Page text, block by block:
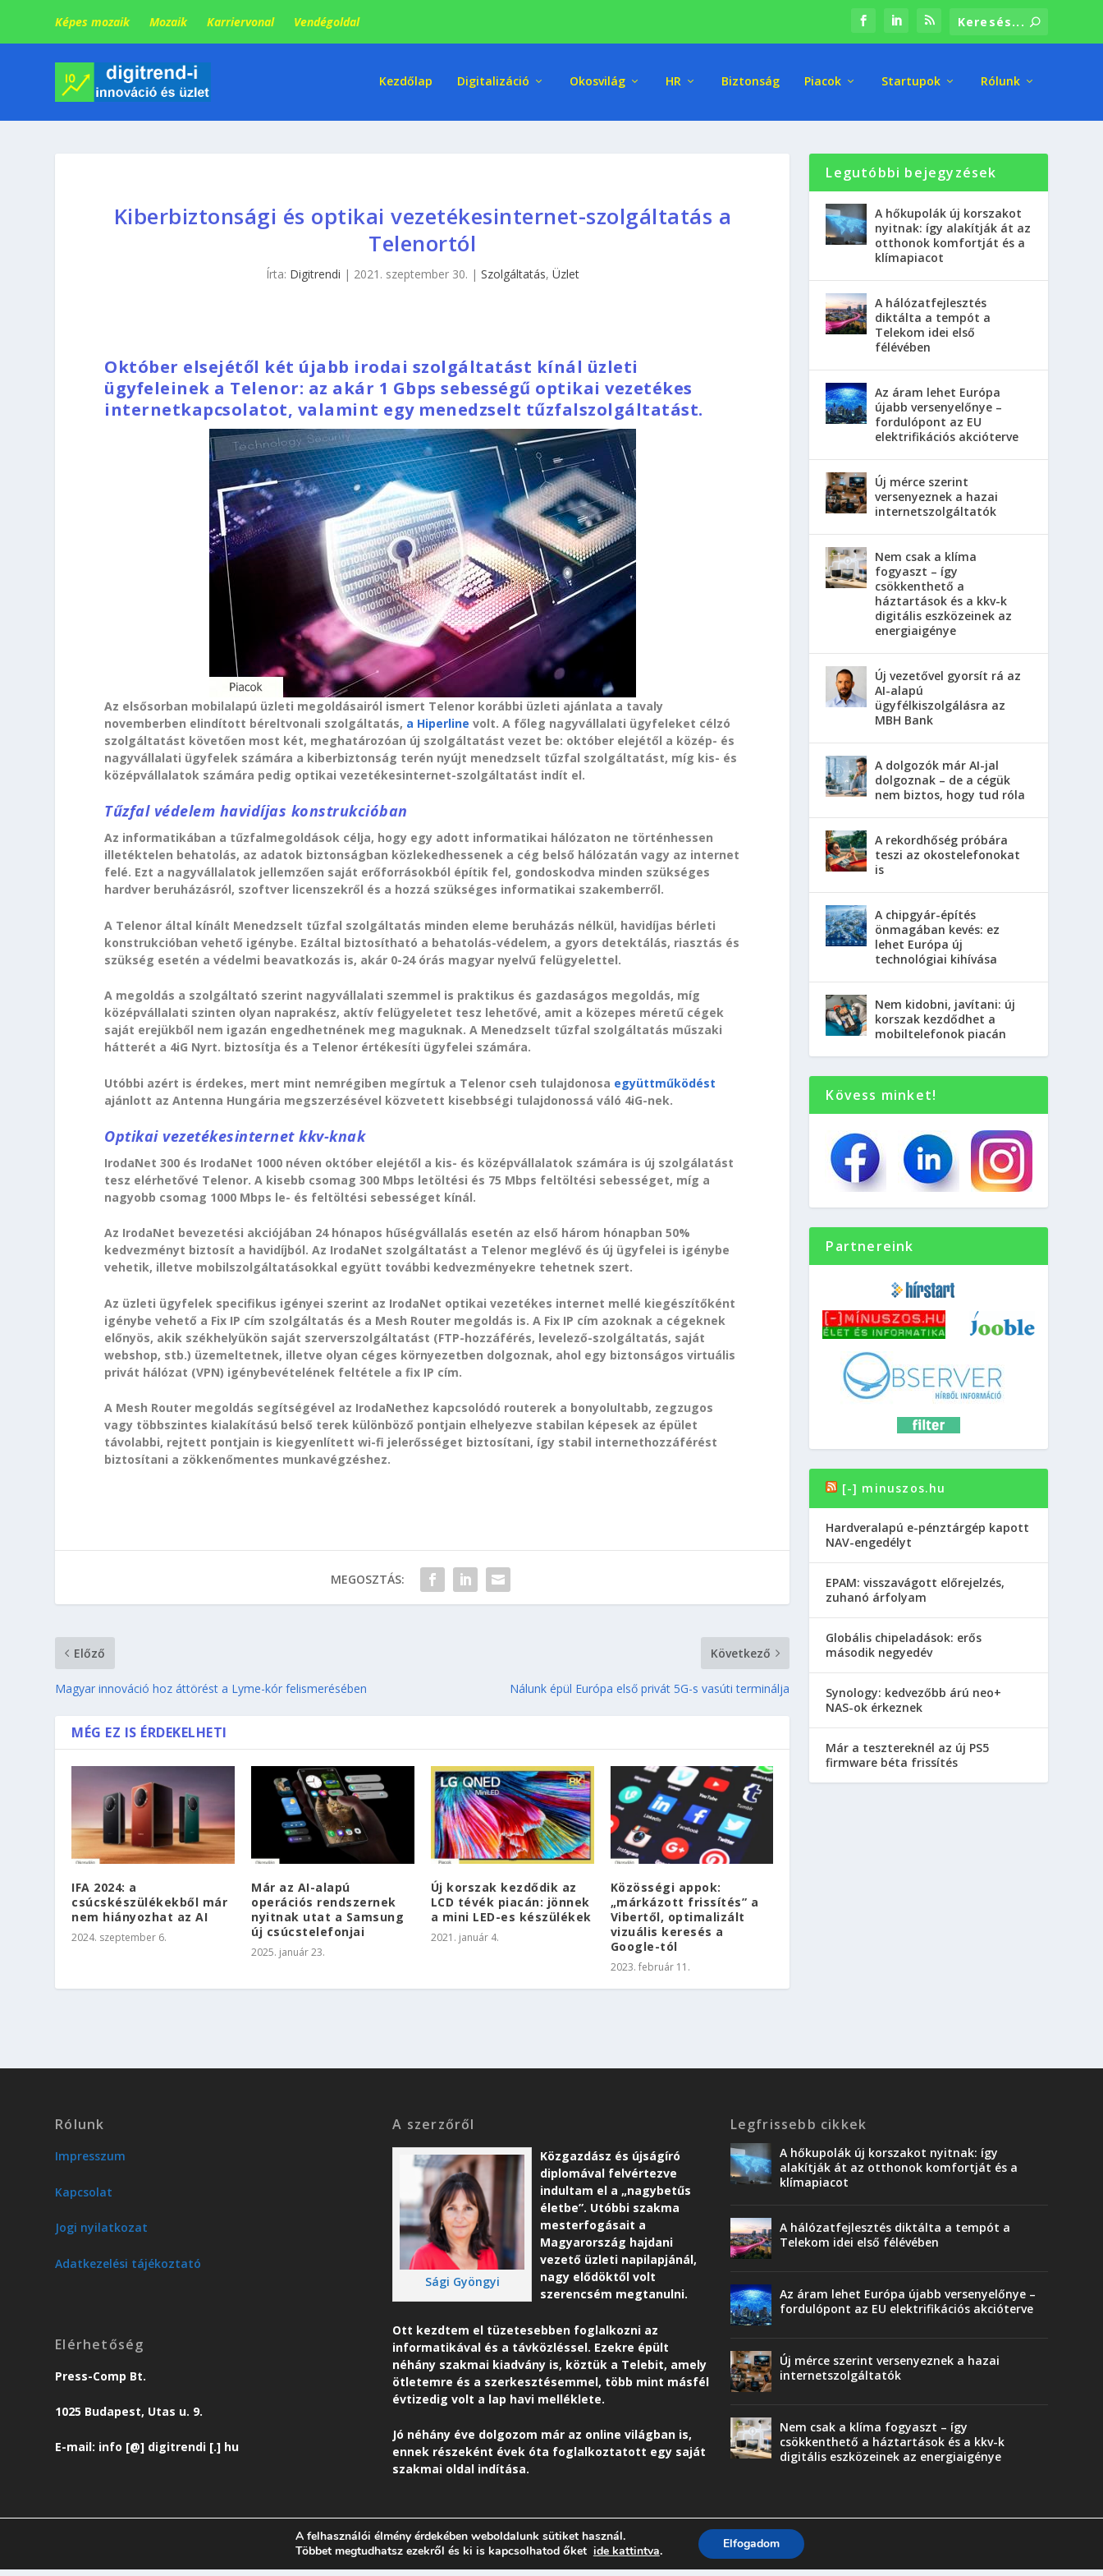
Képes mozaik Mozaik Karriervonal Vendégoldal
Kezdőlap Digitalizáció Okosvilág HR Biztonság Piacok Startupok Rólunk
Kiberbiztonsági és optikai vezetékesinternet-szolgáltatás a
Telenortól
Írta: Digitrendi | 2021. szeptember 30. | Szolgáltatás, Üzlet
Október elsejétől két újabb irodai szolgáltatást kínál üzleti
ügyfeleinek a Telenor: az akár 1 Gbps sebességű optikai vezetékes
internetkapcsolatot, valamint egy menedzselt tűzfalszolgáltatást.
Az elsősorban mobilalapú üzleti megoldásairól ismert Telenor korábbi üzleti ajánlata a tavaly
novemberben elindított béreltvonali szolgáltatás, a Hiperline volt. A főleg nagyvállalati ügyfeleket célzó
szolgáltatást követően most két, meghatározóan új szolgáltatást vezet be: október elejétől a közép- és
nagyvállalati ügyfelek számára a kiberbiztonság terén nyújt menedzselt tűzfal szolgáltatást, míg kis- és
középvállalatok számára pedig optikai vezetékesinternet-szolgáltatást indít el.
Tűzfal védelem havidíjas konstrukcióban
Az informatikában a tűzfalmegoldások célja, hogy egy adott informatikai hálózaton ne történhessen
illetéktelen behatolás, az adatok biztonságban közlekedhessenek a cég belső hálózatán vagy az internet
felé. Ezt a nagyvállalatok jellemzően saját erőforrásokból építik fel, gondoskodva minden szükséges
hardver beruházásról, szoftver licenszekről és a hozzá szükséges informatikai szakemberről.
A Telenor által kínált Menedzselt tűzfal szolgáltatás minden eleme beruházás nélkül, havidíjas bérleti
konstrukcióban vehető igénybe. Ezáltal biztosítható a behatolás-védelem, a gyors detektálás, riasztás és
szükség esetén a védelmi beavatkozás is, akár 0-24 órás magyar nyelvű felügyelettel.
A megoldás a szolgáltató szerint nagyvállalati szemmel is praktikus és gazdaságos megoldás, míg
középvállalati szinten olyan naprakész, aktív felügyeletet tesz lehetővé, amit a közepes méretű cégek
saját erejükből nem igazán engedhetnének meg maguknak. A Menedzselt tűzfal szolgáltatás műszaki
hátterét a 4iG Nyrt. biztosítja és a Telenor értékesíti ügyfelei számára.
Utóbbi azért is érdekes, mert mint nemrégiben megírtuk a Telenor cseh tulajdonosa együttműködést
ajánlott az Antenna Hungária megszerzésével közvetett kisebbségi tulajdonossá váló 4iG-nek.
Optikai vezetékesinternet kkv-knak
IrodaNet 300 és IrodaNet 1000 néven október elejétől a kis- és középvállalatok számára is új szolgálatást
tesz elérhetővé Telenor. A kisebb csomag 300 Mbps letöltési és 75 Mbps feltöltési sebességet, míg a
nagyobb csomag 1000 Mbps le- és feltöltési sebességet kínál.
Az IrodaNet bevezetési akciójában 24 hónapos hűségvállalás esetén az első három hónapban 50%
kedvezményt biztosít a havidíjból. Az IrodaNet szolgáltatást a Telenor meglévő és új ügyfelei is igénybe
vehetik, illetve mobilszolgáltatásokkal együtt további kedvezményekre tehetnek szert.
Az üzleti ügyfelek specifikus igényei szerint az IrodaNet optikai vezetékes internet mellé kiegészítőként
igénybe vehető a Fix IP cím szolgáltatás és a Mesh Router megoldás is. A Fix IP cím azoknak a cégeknek
előnyös, akik székhelyükön saját szerverszolgáltatást (FTP-hozzáférés, levelező-szolgáltatás, saját
webshop, stb.) üzemeltetnek, illetve olyan céges környezetben dolgoznak, ahol egy biztonságos virtuális
privát hálózat (VPN) igénybevételének feltétele a fix IP cím.
A Mesh Router megoldás segítségével az IrodaNethez kapcsolódó routerek a bonyolultabb, zegzugos
vagy többszintes kialakítású belső terek különböző pontjain elhelyezve stabilan képesek az épület
távolabbi, rejtett pontjain is kiegyenlített wi-fi jelerősséget biztosítani, így stabil internethozzáférést
biztosítani a zökkenőmentes munkavégzéshez.
MEGOSZTÁS:
Előző
Magyar innováció hoz áttörést a Lyme-kór felismerésében
Következő
Nálunk épül Európa első privát 5G-s vasúti terminálja
MÉG EZ IS ÉRDEKELHETI
IFA 2024: a
csúcskészülékekből már
nem hiányozhat az AI
2024. szeptember 6.
Már az AI-alapú
operációs rendszernek
nyitnak utat a Samsung
új csúcstelefonjai
2025. január 23.
Új korszak kezdődik az
LCD tévék piacán: jönnek
a mini LED-es készülékek
2021. január 4.
Közösségi appok:
„márkázott frissítés” a
Vibertől, optimalizált
vizuális keresés a
Google-tól
2023. február 11.
Legutóbbi bejegyzések
A hőkupolák új korszakot
nyitnak: így alakítják át az
otthonok komfortját és a
klímapiacot
A hálózatfejlesztés
diktálta a tempót a
Telekom idei első
félévében
Az áram lehet Európa
újabb versenyelőnye –
fordulópont az EU
elektrifikációs akcióterve
Új mérce szerint
versenyeznek a hazai
internetszolgáltatók
Nem csak a klíma
fogyaszt – így
csökkenthető a
háztartások és a kkv-k
digitális eszközeinek az
energiaigénye
Új vezetővel gyorsít rá az
AI-alapú
ügyfélkiszolgálásra az
MBH Bank
A dolgozók már AI-jal
dolgoznak – de a cégük
nem biztos, hogy tud róla
A rekordhőség próbára
teszi az okostelefonokat
is
A chipgyár-építés
önmagában kevés: ez
lehet Európa új
technológiai kihívása
Nem kidobni, javítani: új
korszak kezdődhet a
mobiltelefonok piacán
Kövess minket!
Partnereink
[-] minuszos.hu
Hardveralapú e-pénztárgép kapott
NAV-engedélyt
EPAM: visszavágott előrejelzés,
zuhanó árfolyam
Globális chipeladások: erős
második negyedév
Synology: kedvezőbb árú neo+
NAS-ok érkeznek
Már a tesztereknél az új PS5
firmware béta frissítés
Rólunk
Impresszum
Kapcsolat
Jogi nyilatkozat
Adatkezelési tájékoztató
Elérhetőség
Press-Comp Bt.
1025 Budapest, Utas u. 9.
E-mail: info [@] digitrendi [.] hu
A szerzőről
Sági Gyöngyi
Közgazdász és újságíró
diplomával felvértezve
indultam el a „nagybetűs
életbe”. Utóbbi szakma
mesterfogásait a
Magyarország hajdani
vezető üzleti napilapjánál,
nagy elődöktől volt
szerencsém megtanulni.
Ott kezdtem el tüzetesebben foglalkozni az
informatikával és a távközléssel. Ezekre épült
néhány szakmai kiadvány is, köztük a Telebit, amely
ötletemre és a szerkesztésemmel, több mint másfél
évtizedig volt a lap havi melléklete.
Jó néhány éve dolgozom már az online világban is,
ennek részeként évek óta foglalkoztatott egy saját
szakmai oldal indítása.
Legfrissebb cikkek
A hőkupolák új korszakot nyitnak: így
alakítják át az otthonok komfortját és a
klímapiacot
A hálózatfejlesztés diktálta a tempót a
Telekom idei első félévében
Az áram lehet Európa újabb versenyelőnye –
fordulópont az EU elektrifikációs akcióterve
Új mérce szerint versenyeznek a hazai
internetszolgáltatók
Nem csak a klíma fogyaszt – így
csökkenthető a háztartások és a kkv-k
digitális eszközeinek az energiaigénye
Trend Üzlet
A felhasználói élmény érdekében weboldalunk sütiket használ.
Többet megtudhatsz ezekről és ki is kapcsolhatod őket ide kattintva. Elfogadom